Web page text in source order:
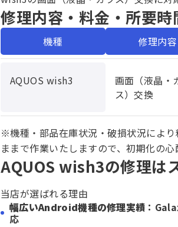
修理内容・料金・所要時
機種 修理内容
AQUOS wish3
画面（液晶・
ス）交換
※機種・部品在庫状況・破損状況によ
ままで作業いたしますので、初期化の心
AQUOS wish3の修理は
当店が選ばれる理由
幅広いAndroid機種の修理実績 ：
応